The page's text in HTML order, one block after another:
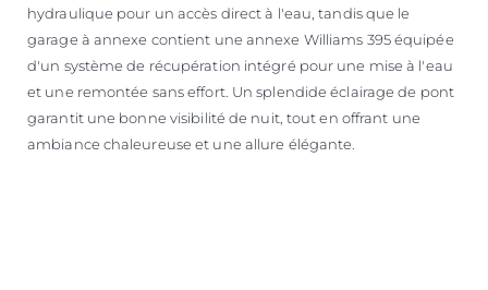
hydraulique pour un accès direct à l'eau, tandis que le
garage à annexe contient une annexe Williams 395 équipée
d'un système de récupération intégré pour une mise à l'eau
et une remontée sans effort. Un splendide éclairage de pont
garantit une bonne visibilité de nuit, tout en offrant une
ambiance chaleureuse et une allure élégante.